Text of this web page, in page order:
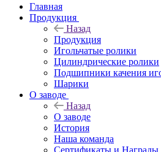
Главная
Продукция
Назад
Продукция
Игольчатые ролики
Цилиндрические ролики
Подшипники качения
Шарики
О заводе
Назад
О заводе
История
Наша команда
Сертификаты и Награды